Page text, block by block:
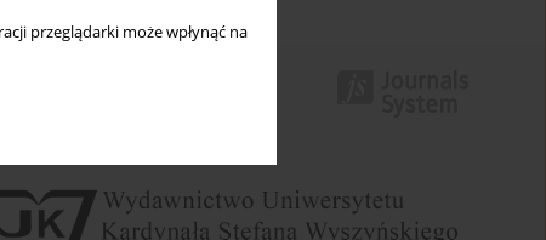
przeglądarki może wpłynąć na